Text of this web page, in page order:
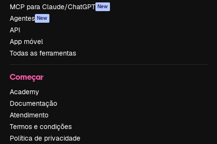
MCP para Claude/ChatGPT New
Agentes New
API
App móvel
Todas as ferramentas
Começar
Academy
Documentação
Atendimento
Termos e condições
Política de privacidade